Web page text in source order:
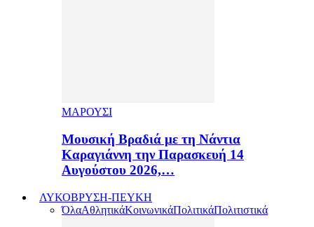
ΜΑΡΟΥΣΙ
Μουσική Βραδιά με τη Νάντια
Καραγιάννη την Παρασκευή 14
Αυγούστου 2026,…
ΛΥΚΟΒΡΥΣΗ-ΠΕΥΚΗ
ΌλαΑθλητικάΚοινωνικάΠολιτικάΠολιτιστικά